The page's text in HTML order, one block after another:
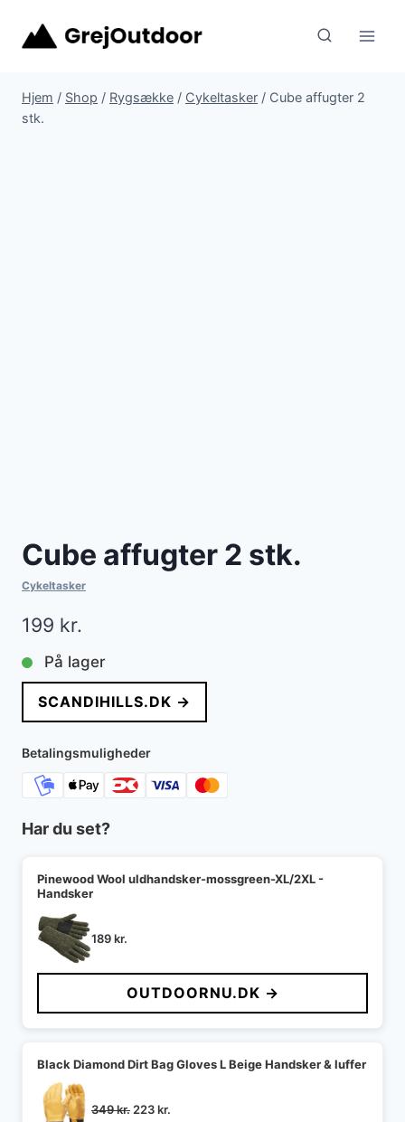
Hjem / Shop / Rygsække / Cykeltasker / Cube affugter 2
stk.
Cube affugter 2 stk.
Cykeltasker
199 kr.
På lager
SCANDIHILLS.DK →
Betalingsmuligheder
Har du set?
Pinewood Wool uldhandsker-mossgreen-XL/2XL -
Handsker
189kr.
OUTDOORNU.DK →
Black Diamond Dirt Bag Gloves L Beige Handsker & luffer
349kr. Den
223kr.